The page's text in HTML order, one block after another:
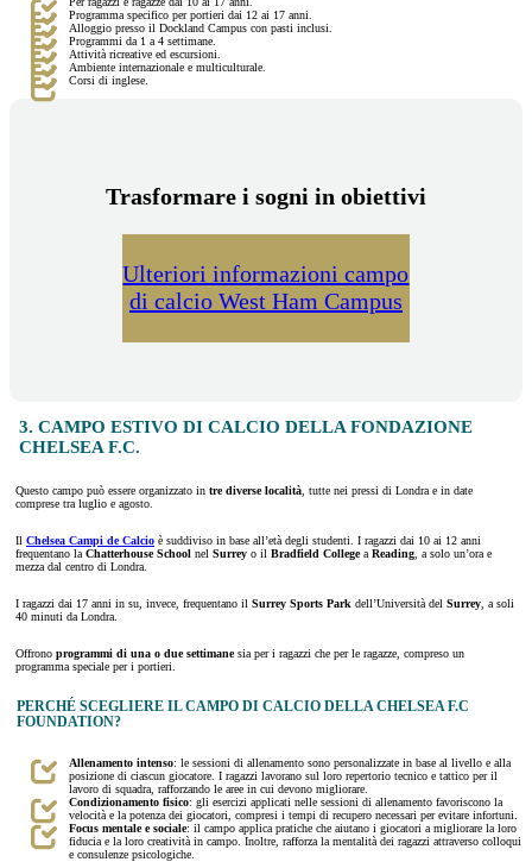
Programma specifico per portieri dai 12 ai 17 anni.
Alloggio presso il Dockland Campus con pasti inclusi.
Programmi da 1 a 4 settimane.
Attività ricreative ed escursioni.
Ambiente internazionale e multiculturale.
Corsi di inglese.
Trasformare i sogni in obiettivi
Ulteriori informazioni campo
di calcio West Ham Campus
3. CAMPO ESTIVO DI CALCIO DELLA FONDAZIONE
CHELSEA F.C.
Questo campo può essere organizzato in tre diverse località, tutte nei pressi di Londra e in date
comprese tra luglio e agosto.
Il Chelsea Campi de Calcio è suddiviso in base all’età degli studenti. I ragazzi dai 10 ai 12 anni
frequentano laChatterhouse School nel Surrey o il Bradfield CollegeaReading, a solo un’ora e
mezza dal centro di Londra.
I ragazzi dai 17 anni in su, invece, frequentano il Surrey Sports Park dell’Università del Surrey, a soli
40 minuti da Londra.
Offrono programmi di una o due settimanesia per i ragazzi che per le ragazze, compreso un
programma speciale per i portieri.
PERCHÉ SCEGLIERE IL CAMPO DI CALCIO DELLA CHELSEA F.C
FOUNDATION?
Allenamento intenso: le sessioni di allenamento sono personalizzate in base al livello e alla
posizione di ciascun giocatore. I ragazzi lavorano sul loro repertorio tecnico e tattico per il
lavoro di squadra, rafforzando le aree in cui devono migliorare.
Condizionamento fisico: gli esercizi applicati nelle sessioni di allenamento favoriscono la
velocità e la potenza dei giocatori, compresi i tempi di recupero necessari per evitare infortuni.
Focus mentale e sociale: il campo applica pratiche che aiutano i giocatori a migliorare la loro
fiducia e la loro creatività in campo. Inoltre, rafforza la mentalità dei ragazzi attraverso colloqui
e consulenze psicologiche.